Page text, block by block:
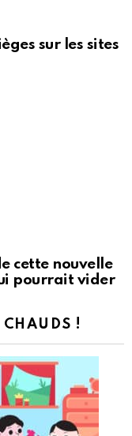
sur les sites
cette nouvelle
pourrait vider
!